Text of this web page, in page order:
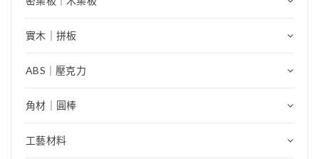
實木｜拼板
ABS｜壓克力
角材｜圓棒
工藝材料